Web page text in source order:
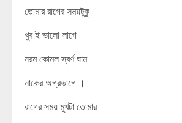
তোমার রাগের সময়টুকু
খুব ই ভালো লাগে
নরম কোমল স্বর্ণ ঘাম
নাকের অগ্রভাগে ।
রাগের সময় মুখটা তোমার